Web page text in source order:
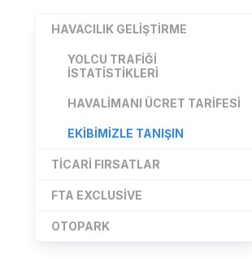
HAVACILIK GELIŞTIRME
YOLCU TRAFIĞI
İSTATISTIKLERI
HAVALIMANI ÜCRET TARIFESI
EKIBIMIZLE TANIŞIN
TICARI FIRSATLAR
FTA EXCLUSIVE
OTOPARK